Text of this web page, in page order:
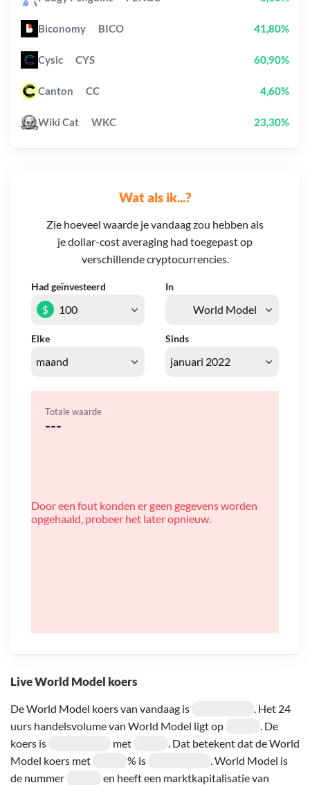
Live World Model koers
De World Model koers van vandaag is
. Het 24
uurs handelsvolume van World Model ligt op
. De
koers is
met
. Dat betekent dat de World
Model koers met
% is
. World Model is
de nummer
en heeft een marktkapitalisatie van
Wat als ik...?
Zie hoeveel waarde je vandaag zou hebben als
je dollar-cost averaging had toegepast op
verschillende cryptocurrencies.
Had geïnvesteerd In
Elke Sinds
$
Totale waarde
---
Door een fout konden er geen gegevens worden
opgehaald, probeer het later opnieuw.
Biconomy BICO 41,80%
Cysic CYS 60,90%
Canton CC 4,60%
Wiki Cat WKC 23,30%